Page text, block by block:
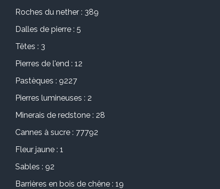
Roches du nether : 389
Dalles de pierre : 5
Têtes : 3
Pierres de l'end : 12
Pastèques : 9227
Pierres lumineuses : 2
Minerais de redstone : 28
Cannes à sucre : 77792
Fleur jaune : 1
Sables : 92
Barrières en bois de chêne : 19